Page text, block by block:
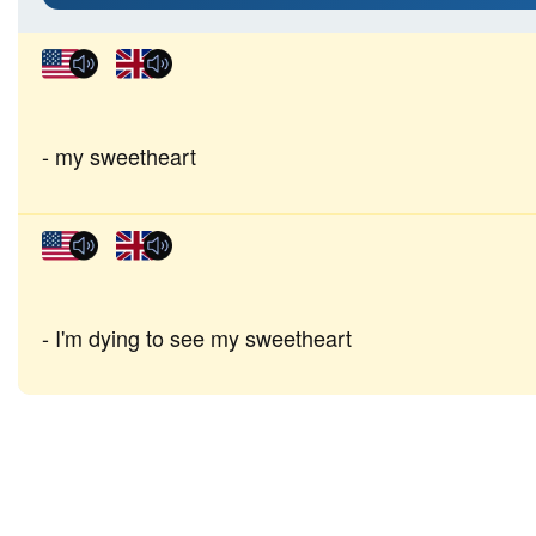
my sweetheart
I'm dying to see my sweetheart